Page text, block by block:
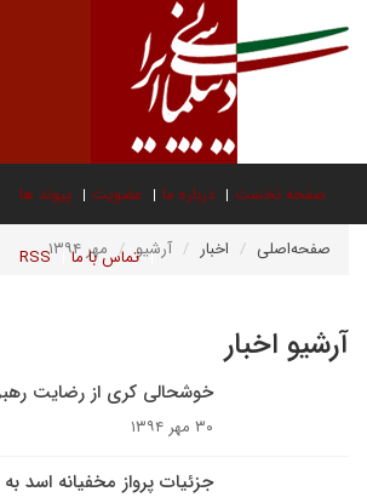
صفحه نخست درباره ما عضویت پیوند ها
تماس با ما RSS صفحه‌اصلی اخبار آرشیو مهر ۱۳۹۴
آرشیو اخبار
خوشحالی کری از رضایت رهبر
۳۰ مهر ۱۳۹۴
جزئیات پرواز مخفیانه اسد